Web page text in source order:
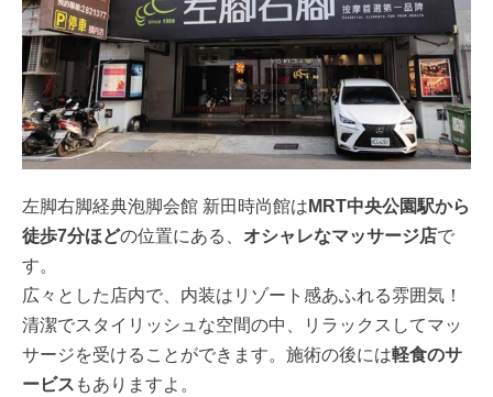
左脚右脚経典泡脚会館 新田時尚館は MRT中央公園駅から
徒歩7分ほどの位置にある、 オシャレなマッサージ店で
す。
広々とした店内で、内装はリゾート感あふれる雰囲気！
清潔でスタイリッシュな空間の中、リラックスしてマッ
サージを受けることができます。施術の後には軽食のサ
ービス もありますよ。